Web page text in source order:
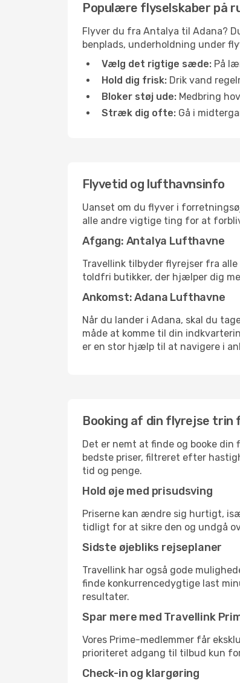
Populære flyselskaber på
Flyver du fra Antalya til Adana?
benplads, underholdning under
Vælg det rigtige sæde: På
Hold dig frisk: Drik vand
Bloker støj ude: Medbring
Stræk dig ofte: Gå i
Flyvetid og lufthavnsinfo
Uanset om du flyver i
alle andre vigtige ting for at
Afgang: Antalya Lufthavne
Travellink tilbyder flyrejser fra
toldfri butikker, der hjælper dig
Ankomst: Adana Lufthavne
Når du lander i Adana, skal du
måde at komme til din
er en stor hjælp til at navigere i
Booking af din flyrejse trin
Det er nemt at finde og booke
bedste priser, filtreret efter
tid og penge.
Hold øje med prisudsving
Priserne kan ændre sig hurtigt,
tidligt for at sikre den og undgå
Sidste øjebliks rejseplaner
Travellink har også gode
finde konkurrencedygtige last
resultater.
Spar mere med Travellink
Vores Prime-medlemmer får
prioriteret adgang til tilbud kun
Check-in og klargøring